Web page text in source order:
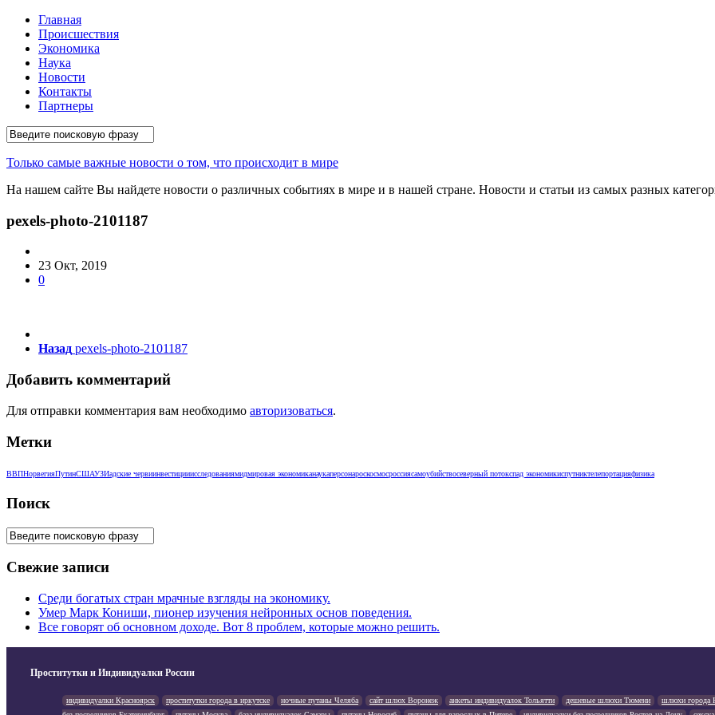
Главная
Происшествия
Экономика
Наука
Новости
Контакты
Партнеры
Только самые важные новости о том, что происходит в мире
На нашем сайте Вы найдете новости о различных событиях в мире и в нашей стране. Новости и статьи из самых разных
pexels-photo-2101187
23 Окт, 2019
0
Назад pexels-photo-2101187
Добавить комментарий
Для отправки комментария вам необходимо авторизоваться.
Метки
ВВПНорвегияПутинСШАУЗИадские червиинвестицииисследованиямидмировая экономиканаукаперсонароскосмосроссиясамоубийствосеверный потокспад экономикиспутниктелепортацияфизика
Поиск
Свежие записи
Среди богатых стран мрачные взгляды на экономику.
Умер Марк Кониши, пионер изучения нейронных основ поведения.
Все говорят об основном доходе. Вот 8 проблем, которые можно решить.
Проститутки и Индивидуалки России
индивидуалки Красноярск проститутки города в иркутске ночные путаны Челяба сайт шлюх Воронеж анкеты индивидуалок Тольятти дешевые шлюхи Тюмени
шлюхи города